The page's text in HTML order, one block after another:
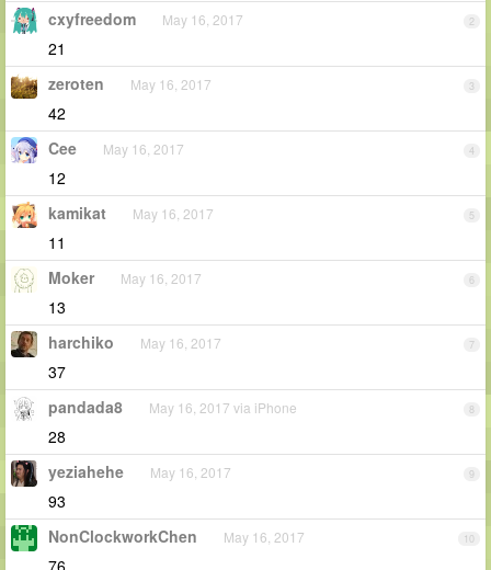
2
cxyfreedom May 16, 2017
21
3
zeroten May 16, 2017
42
4
Cee May 16, 2017
12
5
kamikat May 16, 2017
11
6
Moker May 16, 2017
13
7
harchiko May 16, 2017
37
8
pandada8 May 16, 2017 via iPhone
28
9
yeziahehe May 16, 2017
93
10
NonClockworkChen May 16, 2017